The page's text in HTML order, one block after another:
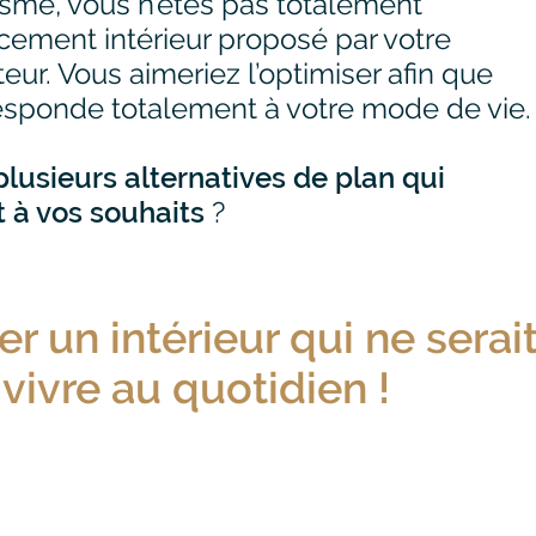
intérieur proposé par votre
Vous aimeriez l’optimiser afin que
totalement à votre mode de vie.
alternatives de plan qui
vos souhaits ?
un intérieur qui ne
au quotidien !